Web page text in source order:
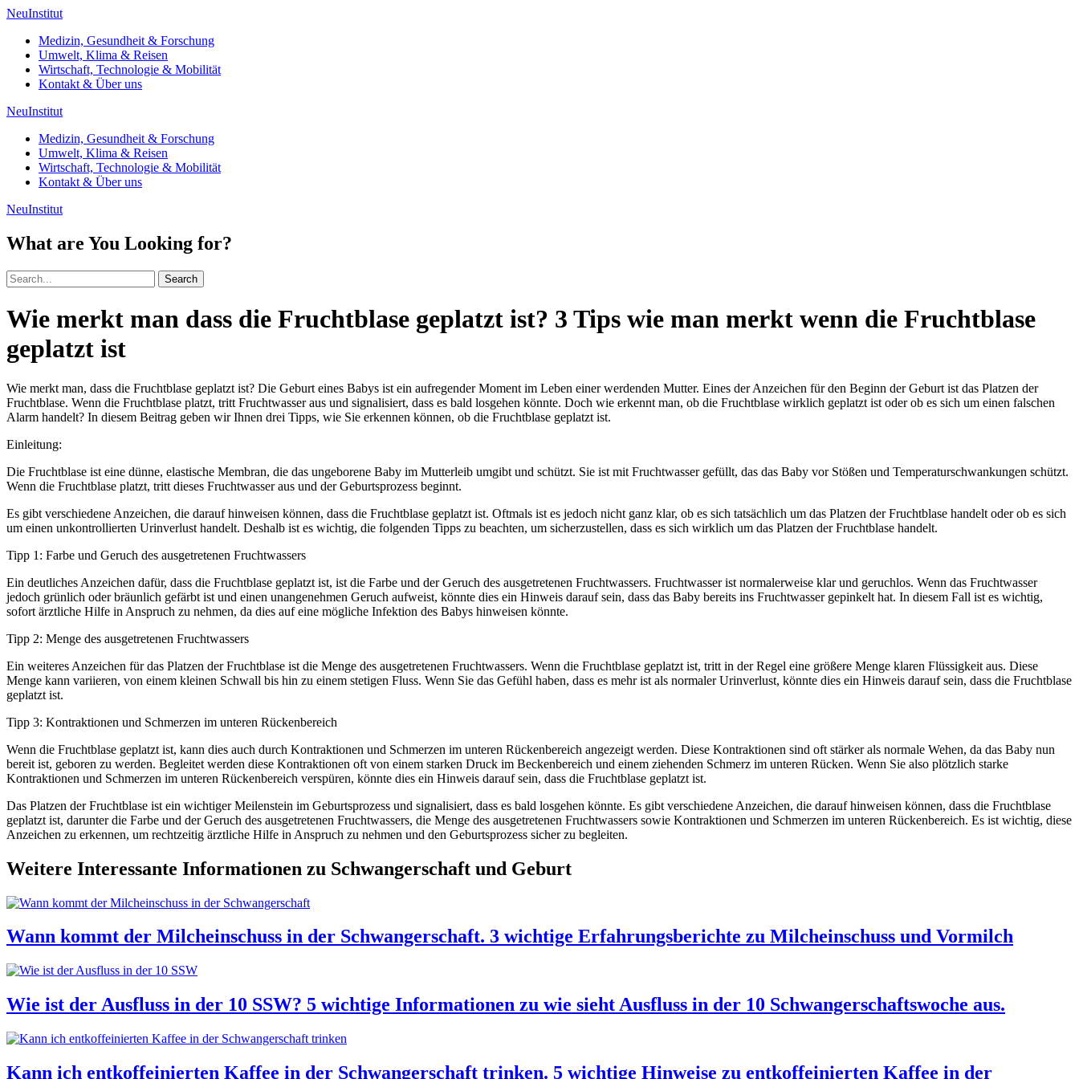
NeuInstitut
Medizin, Gesundheit & Forschung
Umwelt, Klima & Reisen
Wirtschaft, Technologie & Mobilität
Kontakt & Über uns
NeuInstitut
Medizin, Gesundheit & Forschung
Umwelt, Klima & Reisen
Wirtschaft, Technologie & Mobilität
Kontakt & Über uns
NeuInstitut
What are You Looking for?
Search
Wie merkt man dass die Fruchtblase geplatzt ist? 3 Tips wie man merkt wenn die Fruchtblase
geplatzt ist
Wie merkt man, dass die Fruchtblase geplatzt ist? Die Geburt eines Babys ist ein aufregender Moment im Leben einer werdenden Mutter. Eines der Anzeichen für den Beginn der Geburt ist das Platzen der
Fruchtblase. Wenn die Fruchtblase platzt, tritt Fruchtwasser aus und signalisiert, dass es bald losgehen könnte. Doch wie erkennt man, ob die Fruchtblase wirklich geplatzt ist oder ob es sich um einen falschen
Alarm handelt? In diesem Beitrag geben wir Ihnen drei Tipps, wie Sie erkennen können, ob die Fruchtblase geplatzt ist.
Einleitung:
Die Fruchtblase ist eine dünne, elastische Membran, die das ungeborene Baby im Mutterleib umgibt und schützt. Sie ist mit Fruchtwasser gefüllt, das das Baby vor Stößen und Temperaturschwankungen schützt.
Wenn die Fruchtblase platzt, tritt dieses Fruchtwasser aus und der Geburtsprozess beginnt.
Es gibt verschiedene Anzeichen, die darauf hinweisen können, dass die Fruchtblase geplatzt ist. Oftmals ist es jedoch nicht ganz klar, ob es sich tatsächlich um das Platzen der Fruchtblase handelt oder ob es sich
um einen unkontrollierten Urinverlust handelt. Deshalb ist es wichtig, die folgenden Tipps zu beachten, um sicherzustellen, dass es sich wirklich um das Platzen der Fruchtblase handelt.
Tipp 1: Farbe und Geruch des ausgetretenen Fruchtwassers
Ein deutliches Anzeichen dafür, dass die Fruchtblase geplatzt ist, ist die Farbe und der Geruch des ausgetretenen Fruchtwassers. Fruchtwasser ist normalerweise klar und geruchlos. Wenn das Fruchtwasser
jedoch grünlich oder bräunlich gefärbt ist und einen unangenehmen Geruch aufweist, könnte dies ein Hinweis darauf sein, dass das Baby bereits ins Fruchtwasser gepinkelt hat. In diesem Fall ist es wichtig,
sofort ärztliche Hilfe in Anspruch zu nehmen, da dies auf eine mögliche Infektion des Babys hinweisen könnte.
Tipp 2: Menge des ausgetretenen Fruchtwassers
Ein weiteres Anzeichen für das Platzen der Fruchtblase ist die Menge des ausgetretenen Fruchtwassers. Wenn die Fruchtblase geplatzt ist, tritt in der Regel eine größere Menge klaren Flüssigkeit aus. Diese
Menge kann variieren, von einem kleinen Schwall bis hin zu einem stetigen Fluss. Wenn Sie das Gefühl haben, dass es mehr ist als normaler Urinverlust, könnte dies ein Hinweis darauf sein, dass die Fruchtblase
geplatzt ist.
Tipp 3: Kontraktionen und Schmerzen im unteren Rückenbereich
Wenn die Fruchtblase geplatzt ist, kann dies auch durch Kontraktionen und Schmerzen im unteren Rückenbereich angezeigt werden. Diese Kontraktionen sind oft stärker als normale Wehen, da das Baby nun
bereit ist, geboren zu werden. Begleitet werden diese Kontraktionen oft von einem starken Druck im Beckenbereich und einem ziehenden Schmerz im unteren Rücken. Wenn Sie also plötzlich starke
Kontraktionen und Schmerzen im unteren Rückenbereich verspüren, könnte dies ein Hinweis darauf sein, dass die Fruchtblase geplatzt ist.
Das Platzen der Fruchtblase ist ein wichtiger Meilenstein im Geburtsprozess und signalisiert, dass es bald losgehen könnte. Es gibt verschiedene Anzeichen, die darauf hinweisen können, dass die Fruchtblase
geplatzt ist, darunter die Farbe und der Geruch des ausgetretenen Fruchtwassers, die Menge des ausgetretenen Fruchtwassers sowie Kontraktionen und Schmerzen im unteren Rückenbereich. Es ist wichtig, diese
Anzeichen zu erkennen, um rechtzeitig ärztliche Hilfe in Anspruch zu nehmen und den Geburtsprozess sicher zu begleiten.
Weitere Interessante Informationen zu Schwangerschaft und Geburt
Wann kommt der Milcheinschuss in der Schwangerschaft. 3 wichtige Erfahrungsberichte zu Milcheinschuss und Vormilch
Wie ist der Ausfluss in der 10 SSW? 5 wichtige Informationen zu wie sieht Ausfluss in der 10 Schwangerschaftswoche aus.
Kann ich entkoffeinierten Kaffee in der Schwangerschaft trinken. 5 wichtige Hinweise zu entkoffeinierten Kaffee in der